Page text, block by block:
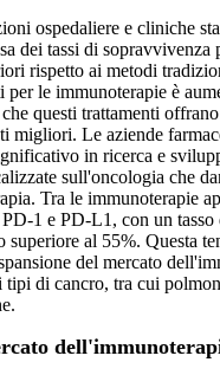
ospedaliere e cliniche
dei tassi di sopravvivenza
rispetto ai metodi
per le immunoterapie è
questi trattamenti
migliori. Le aziende
in ricerca e
sull'oncologia che
Tra le immunoterapie
1 e PD-L1, con un tasso
superiore al 55%. Questa
del mercato
di cancro, tra cui